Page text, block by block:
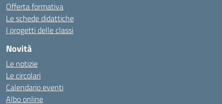
Offerta formativa
Le schede didattiche
I progetti delle classi
Novità
Le notizie
Le circolari
Calendario eventi
Albo online